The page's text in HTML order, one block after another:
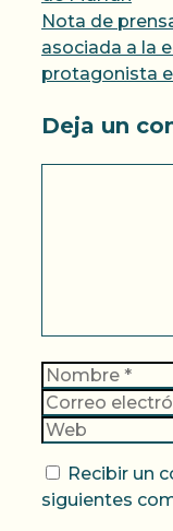
Nota de
asociada a la
protagonista
Deja un
Nombre
Recibir un
siguientes